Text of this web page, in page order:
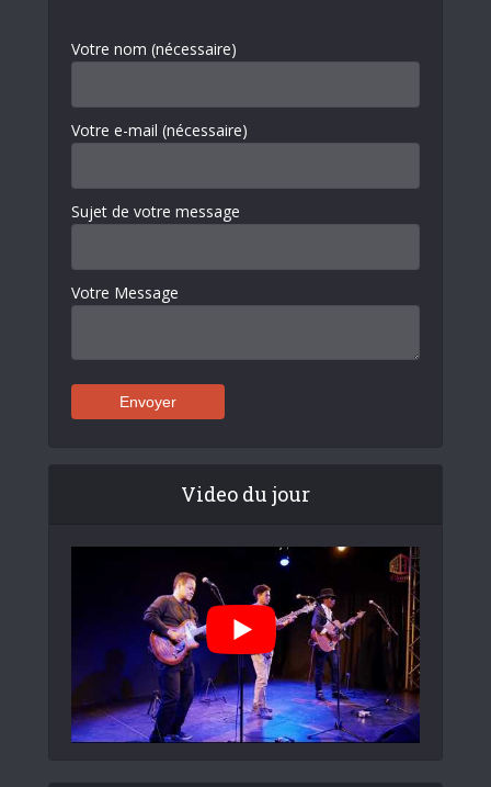
Votre nom (nécessaire)
Votre e-mail (nécessaire)
Sujet de votre message
Votre Message
Video du jour